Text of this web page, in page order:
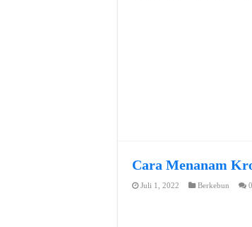
Cara Menanam
Juli 1, 2022 Berkebun 0